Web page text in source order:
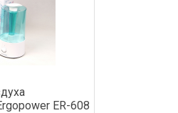
ER-608